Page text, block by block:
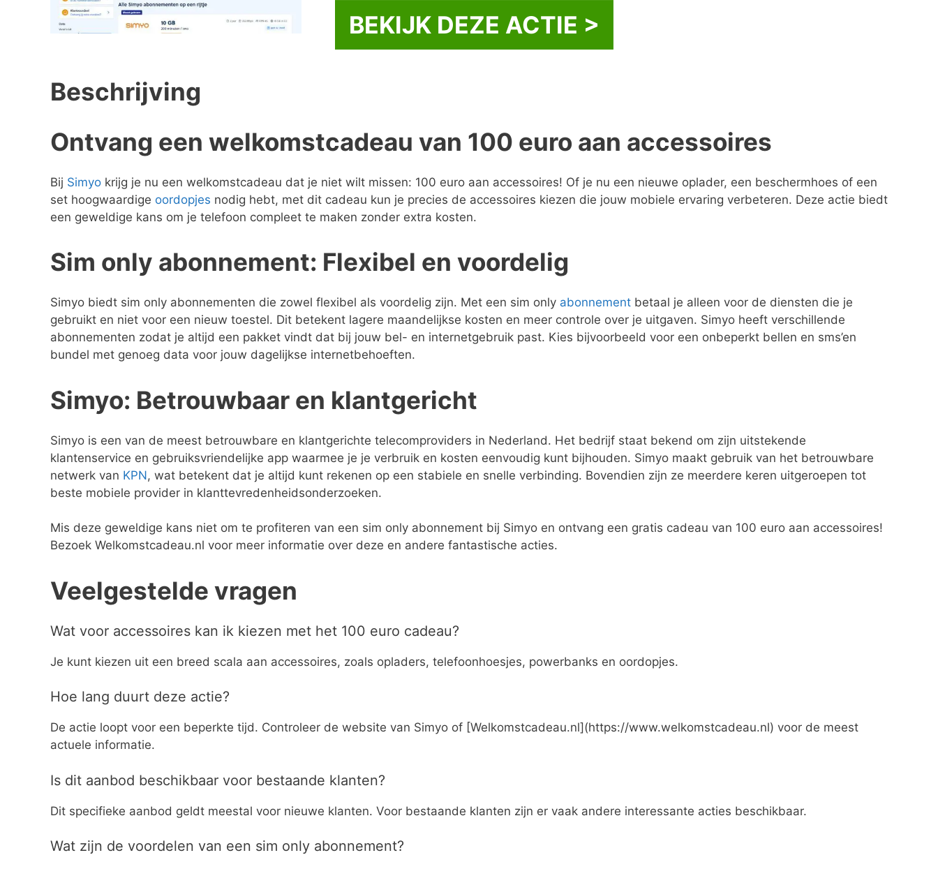
BEKIJK DEZE ACTIE >
Beschrijving
Ontvang een welkomstcadeau van 100 euro aan accessoires
Bij Simyo krijg je nu een welkomstcadeau dat je niet wilt missen: 100 euro aan accessoires! Of je nu een nieuwe oplader, een beschermhoes of een
set hoogwaardige oordopjes nodig hebt, met dit cadeau kun je precies de accessoires kiezen die jouw mobiele ervaring verbeteren. Deze actie biedt
een geweldige kans om je telefoon compleet te maken zonder extra kosten.
Sim only abonnement: Flexibel en voordelig
Simyo biedt sim only abonnementen die zowel flexibel als voordelig zijn. Met een sim only abonnement betaal je alleen voor de diensten die je
gebruikt en niet voor een nieuw toestel. Dit betekent lagere maandelijkse kosten en meer controle over je uitgaven. Simyo heeft verschillende
abonnementen zodat je altijd een pakket vindt dat bij jouw bel- en internetgebruik past. Kies bijvoorbeeld voor een onbeperkt bellen en sms’en
bundel met genoeg data voor jouw dagelijkse internetbehoeften.
Simyo: Betrouwbaar en klantgericht
Simyo is een van de meest betrouwbare en klantgerichte telecomproviders in Nederland. Het bedrijf staat bekend om zijn uitstekende
klantenservice en gebruiksvriendelijke app waarmee je je verbruik en kosten eenvoudig kunt bijhouden. Simyo maakt gebruik van het betrouwbare
netwerk van KPN, wat betekent dat je altijd kunt rekenen op een stabiele en snelle verbinding. Bovendien zijn ze meerdere keren uitgeroepen tot
beste mobiele provider in klanttevredenheidsonderzoeken.
Mis deze geweldige kans niet om te profiteren van een sim only abonnement bij Simyo en ontvang een gratis cadeau van 100 euro aan accessoires!
Bezoek Welkomstcadeau.nl voor meer informatie over deze en andere fantastische acties.
Veelgestelde vragen
Wat voor accessoires kan ik kiezen met het 100 euro cadeau?
Je kunt kiezen uit een breed scala aan accessoires, zoals opladers, telefoonhoesjes, powerbanks en oordopjes.
Hoe lang duurt deze actie?
De actie loopt voor een beperkte tijd. Controleer de website van Simyo of [Welkomstcadeau.nl](https://www.welkomstcadeau.nl) voor de meest
actuele informatie.
Is dit aanbod beschikbaar voor bestaande klanten?
Dit specifieke aanbod geldt meestal voor nieuwe klanten. Voor bestaande klanten zijn er vaak andere interessante acties beschikbaar.
Wat zijn de voordelen van een sim only abonnement?